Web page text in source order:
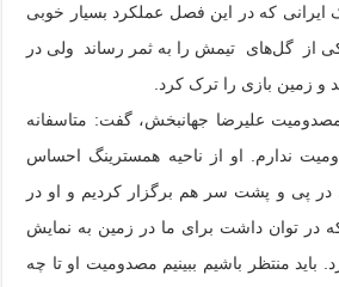
ایرانی که در این فصل عملکرد بسیار خوبی
از گل‌های تیمش را به ثمر رساند ولی در
زمین بازی را ترک کرد.
علیرضا جهانبخش، گفت‌: متاسفانه
ندارم. او از ناحیه همسترینگ احساس
در پی و پشت سر هم برگزار کردیم و او در
در توان داشت برای ما در زمین به نمایش
منتظر باشیم ببینیم مصدومیت او تا چه